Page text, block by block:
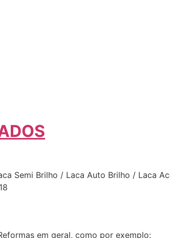
Semi Brilho / Laca Auto Brilho / Laca
em geral, como por exemplo: